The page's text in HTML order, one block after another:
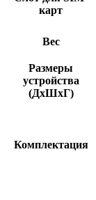
карт
Вес
Размеры
устройства
(ДхШхГ)
Комплектация